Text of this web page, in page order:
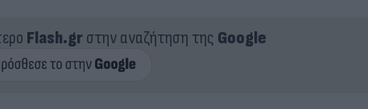
Flash.grστην αναζήτηση της Google